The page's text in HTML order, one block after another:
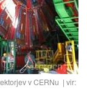
v CERNu
vir: